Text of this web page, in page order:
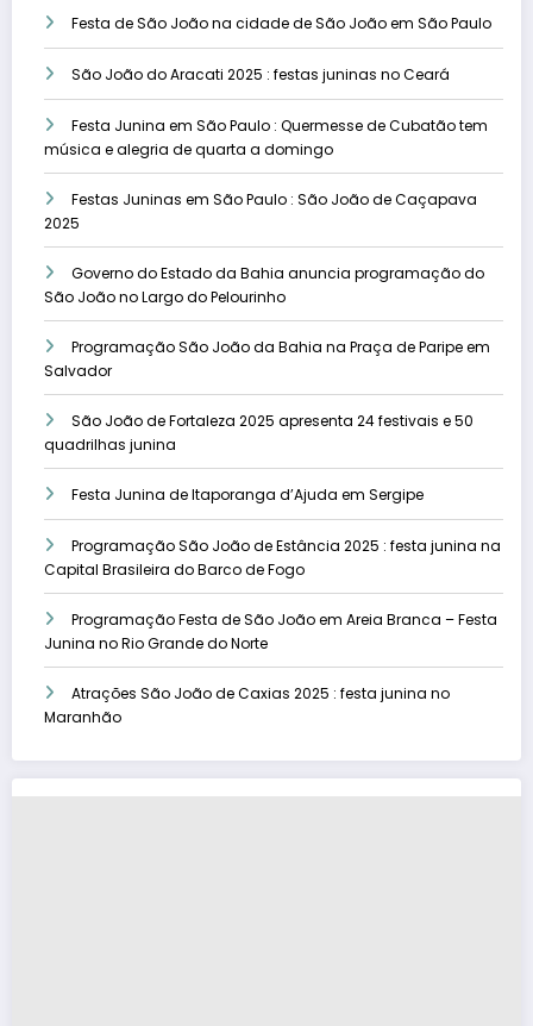
Festa de São João na cidade de São João em São Paulo
São João do Aracati 2025 : festas juninas no Ceará
Festa Junina em São Paulo : Quermesse de Cubatão tem
música e alegria de quarta a domingo
Festas Juninas em São Paulo : São João de Caçapava
2025
Governo do Estado da Bahia anuncia programação do
São João no Largo do Pelourinho
Programação São João da Bahia na Praça de Paripe em
Salvador
São João de Fortaleza 2025 apresenta 24 festivais e 50
quadrilhas junina
Festa Junina de Itaporanga d’Ajuda em Sergipe
Programação São João de Estância 2025 : festa junina na
Capital Brasileira do Barco de Fogo
Programação Festa de São João em Areia Branca – Festa
Junina no Rio Grande do Norte
Atrações São João de Caxias 2025 : festa junina no
Maranhão